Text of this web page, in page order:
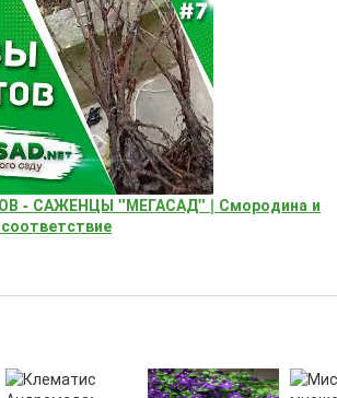
- САЖЕНЦЫ "МЕГАСАД" | Смородина и